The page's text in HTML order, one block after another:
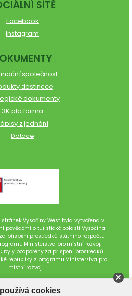
SÍTĚ
Facebook
Instagram
společnost
destinace
dokumenty
3K platforma
z jednání
Dotace
stránek Vysočiny West byla vytvořena v
povědomí o turistické oblasti Vysočina
přispění prostředků státního rozpočtu
Ministerstva pro místní rozvoj.
byly podpořeny za přispění prostředků
republiky z programu Ministerstva pro
místní rozvoj.
cookies